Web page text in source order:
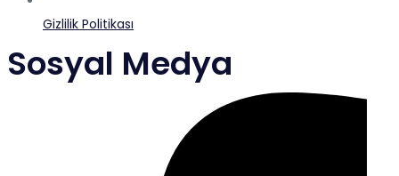
Gizlilik Politikası
Sosyal Medya